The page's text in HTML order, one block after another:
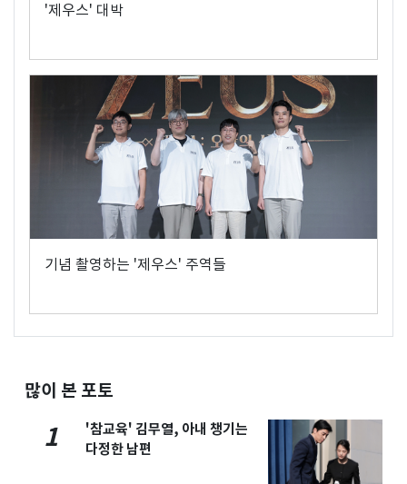
'제우스' 대박
기념 촬영하는 '제우스' 주역들
많이 본 포토
1
'참교육' 김무열, 아내 챙기는
다정한 남편